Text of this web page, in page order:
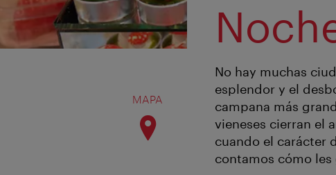
MAPA
No hay muchas
esplendor y el
campana más
vieneses cierran el
cuando el carácter
contamos cómo les